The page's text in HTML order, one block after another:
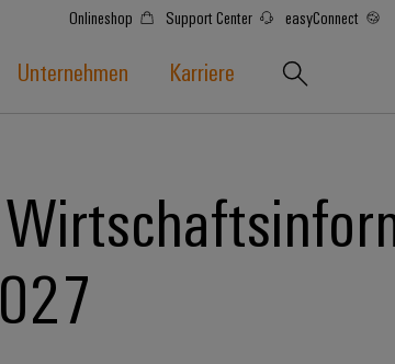
Onlineshop Support Center easyConnect
Unternehmen Karriere